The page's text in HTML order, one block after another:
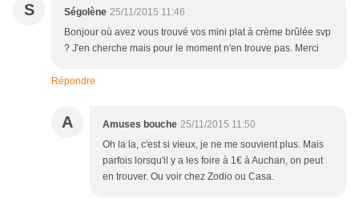
S Ségolène 25/11/2015 11:46
Bonjour où avez vous trouvé vos mini plat à crème brûlée svp
? J'en cherche mais pour le moment n'en trouve pas. Merci
Répondre
A Amuses bouche 25/11/2015 11:50
Oh la la, c'est si vieux, je ne me souvient plus. Mais
parfois lorsqu'il y a les foire à 1€ à Auchan, on peut
en trouver. Ou voir chez Zodio ou Casa.